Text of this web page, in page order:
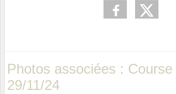
Photos associées : Course
29/11/24